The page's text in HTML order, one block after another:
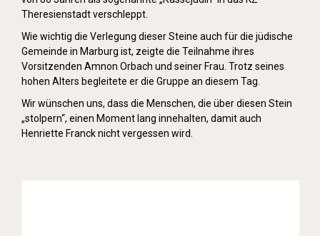
Theresienstadt verschleppt.
Wie wichtig die Verlegung dieser Steine auch für die jüdische
Gemeinde in Marburg ist, zeigte die Teilnahme ihres
Vorsitzenden Amnon Orbach und seiner Frau. Trotz seines
hohen Alters begleitete er die Gruppe an diesem Tag.
Wir wünschen uns, dass die Menschen, die über diesen Stein
„stolpern“, einen Moment lang innehalten, damit auch
Henriette Franck nicht vergessen wird.